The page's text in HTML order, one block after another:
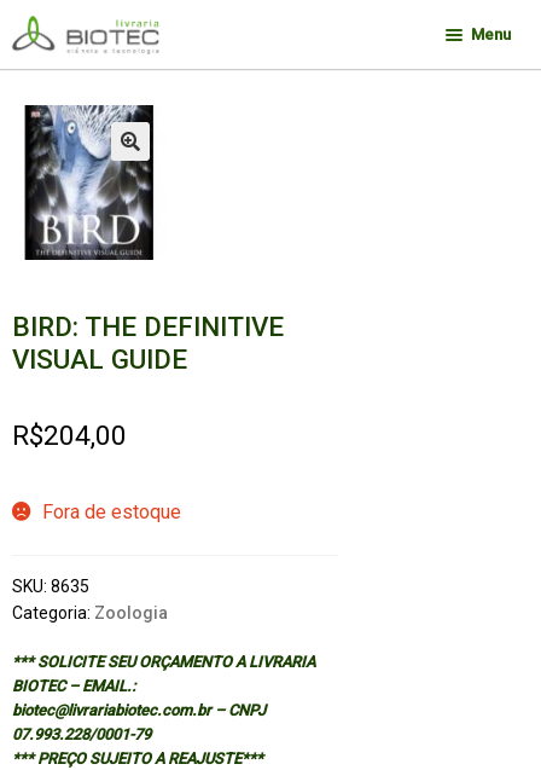
Pular
para
navegação
Pular
para
o
conteúdo
Menu
🔍
BIRD: THE DEFINITIVE
VISUAL GUIDE
R$204,00
Fora de estoque
SKU: 8635
Categoria: Zoologia
*** SOLICITE SEU ORÇAMENTO A LIVRARIA
BIOTEC – EMAIL.:
biotec@livrariabiotec.com.br – CNPJ
07.993.228/0001-79
*** PREÇO SUJEITO A REAJUSTE***